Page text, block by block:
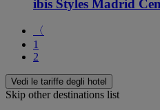
ibis Styles Madrid
〈
1
2
Vedi le tariffe degli hotel
Skip other destinations list